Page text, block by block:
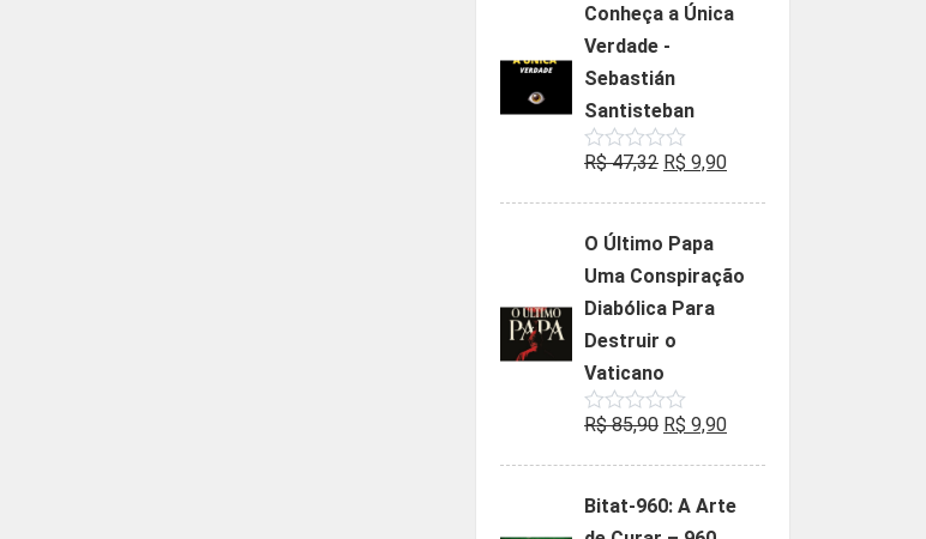
era:
Conheça a Única
Verdade -
Sebastián
Santisteban
Avaliação
de
R$47,32 O
era:
R$ 47,32.
R$ 9,90O
R$ 9,90.
O Último Papa
Uma Conspiração
Diabólica Para
Destruir o
Vaticano
Avaliação
de
R$85,90 O
era:
R$ 9,90O
é:
Bitat-960: A Arte